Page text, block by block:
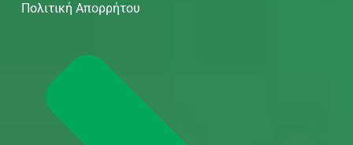
Πολιτική Απορρήτου